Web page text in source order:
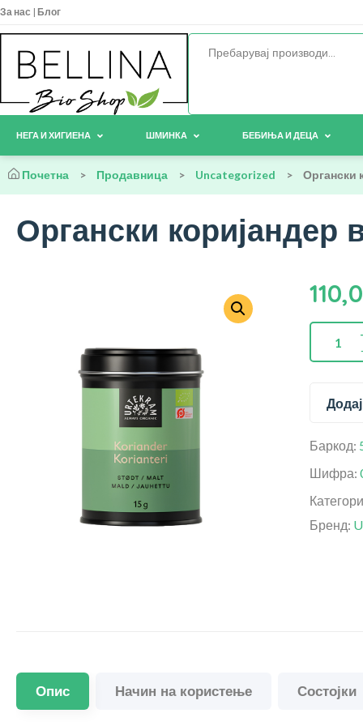
За нас | Блог
НЕГА И ХИГИЕНА ШМИНКА БЕБИЊА И ДЕЦА
Почетна > Продавница > Uncategorized > Органски
Органски коријандер
Баркод:
Шифра:
Бренд:
Опис Начин на користење Состојки